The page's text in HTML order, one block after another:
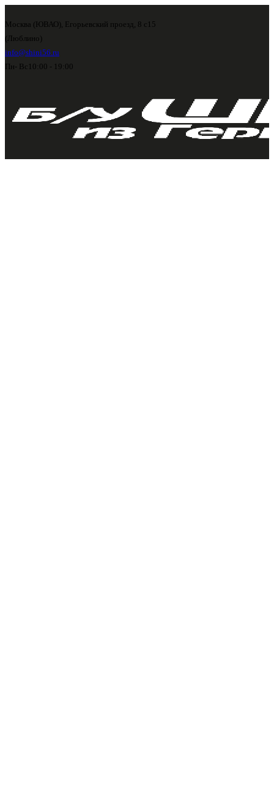
Москва (ЮВАО), Егорьевский проезд, 8 с15
(Люблино)
info@shini56.ru
Пн- Вс 10:00 - 19:00